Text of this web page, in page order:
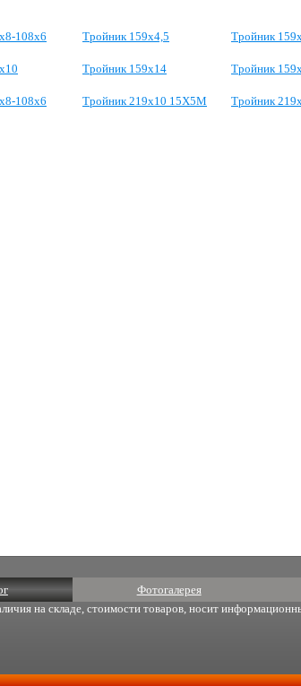
108х6 Тройник 159х4,5 Тройник
Тройник 159х14 Тройник
108х6
Тройник 219х10 15Х5М Тройник
Фотогалерея
на складе, стоимости товаров, носит